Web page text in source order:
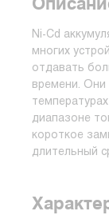
Ni-Cd
многих
отдавать
времени. Они
диапазоне
короткое
длительный